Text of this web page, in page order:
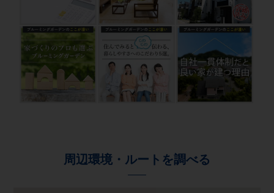
周辺環境・ルートを調べる